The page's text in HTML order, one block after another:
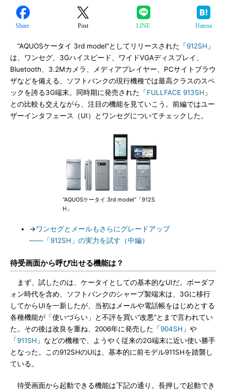
Share Post LINE Hatena
“AQUOSケータイ 3rd model”としてリリースされた「912SH 」
は、ワンセグ、3Gハイスピード、ワイドVGAディスプレイ、
Bluetooth、3.2Mカメラ、メディアプレイヤー、PCサイトブラウ
ザなどを備える、ソフトバンクの現行機種では最高クラスのスペ
ックを誇る3G端末。同時期に発売された「FULLFACE 913SH 」
との比較も交えながら、注目の機能を見ていこう。前編ではユー
ザーインタフェース（UI）とワンセグについてチェックした。
“AQUOSケータイ 3rd model”「912S
H」
→ワンセグとメールもさらにグレードアップ
――「912SH」の実力を試す（中編）
待受画面から呼び出せる機能は？
まず、試したのは、ケータイとしての基本的なUIだ。ボーダフ
ォン時代を含め、ソフトバンクのシャープ製端末は、3Gに移行
してからUIを一新したが、当初はメールや電話帳をはじめとする
各種機能が「使いづらい」と不評を買い“改悪”とまで言われてい
た。その後は改良を重ね、2006年に発売した「904SH 」や
「911SH 」などの機種で、ようやく従来の2G端末に近い使い勝手
となった。この912SHのUIは、基本的に前モデル911SHを踏襲し
ている。
待受画面から起動できる機能は下記の通り。長押しで起動でき